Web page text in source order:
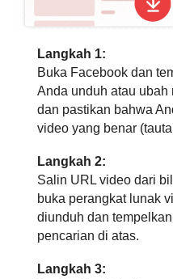
Langkah 1:
Buka Facebook dan
Anda unduh atau
dan pastikan bahwa
video yang benar
Langkah 2:
Salin URL video dari
buka perangkat lunak
diunduh dan
pencarian di atas.
Langkah 3: